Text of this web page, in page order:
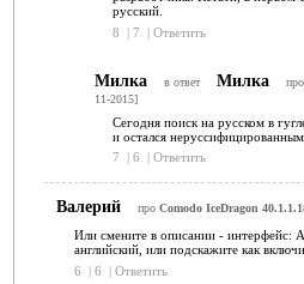
русский.
8
| 7 | Ответить
Милка в ответ Милка про
11-2015]
Cегодня поиск на русском в
и остался неруссифицированным
7
| 6 | Ответить
Валерий про Comodo IceDragon
Или смените в описании - интерфейс:
английский, или подскажите как
6
| 6 | Ответить